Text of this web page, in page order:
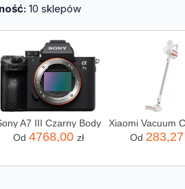
10 sklepów
A7 III Czarny Body
Od 4768,00 zł
Od 283,27